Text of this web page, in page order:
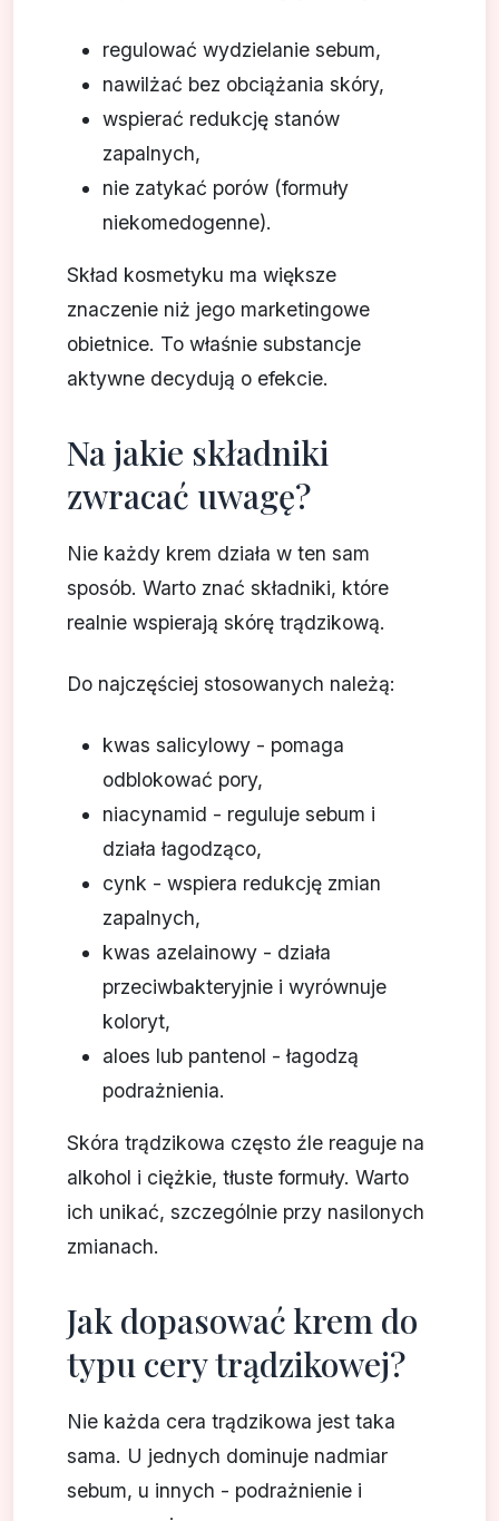
regulować wydzielanie sebum,
nawilżać bez obciążania skóry,
wspierać redukcję stanów
zapalnych,
nie zatykać porów (formuły
niekomedogenne).
Skład kosmetyku ma większe
znaczenie niż jego marketingowe
obietnice. To właśnie substancje
aktywne decydują o efekcie.
Na jakie składniki
zwracać uwagę?
Nie każdy krem działa w ten sam
sposób. Warto znać składniki, które
realnie wspierają skórę trądzikową.
Do najczęściej stosowanych należą:
kwas salicylowy - pomaga
odblokować pory,
niacynamid - reguluje sebum i
działa łagodząco,
cynk - wspiera redukcję zmian
zapalnych,
kwas azelainowy - działa
przeciwbakteryjnie i wyrównuje
koloryt,
aloes lub pantenol - łagodzą
podrażnienia.
Skóra trądzikowa często źle reaguje na
alkohol i ciężkie, tłuste formuły. Warto
ich unikać, szczególnie przy nasilonych
zmianach.
Jak dopasować krem do
typu cery trądzikowej?
Nie każda cera trądzikowa jest taka
sama. U jednych dominuje nadmiar
sebum, u innych - podrażnienie i